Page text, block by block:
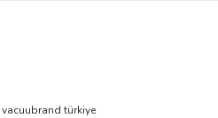
açıklamalarında ve diğer
vacuubrand türkiye